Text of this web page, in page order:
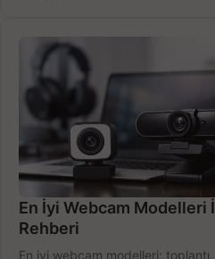
En İyi Webcam Modelleri
Rehberi
En iyi webcam modelleri;